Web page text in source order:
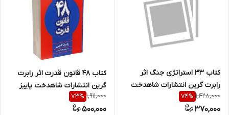
کتاب 33 استراتژی جنگ اثر
رابرت گرین انتشارات شاهدخت
پاییز
1,428,000
74%
370,000
کتاب 48 قانون قدرت اثر رابرت
گرین انتشارات شاهدخت پاییز
1,911,000
73%
500,000